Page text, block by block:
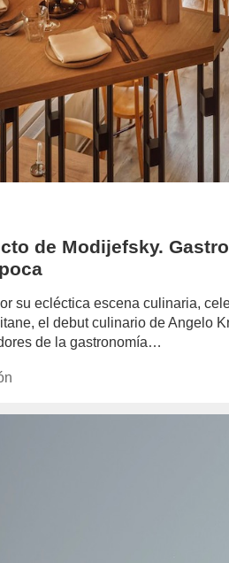
de Modijefsky.
su ecléctica escena culinaria,
el debut culinario de Angelo
de la gastronomía…
author/redaccion/